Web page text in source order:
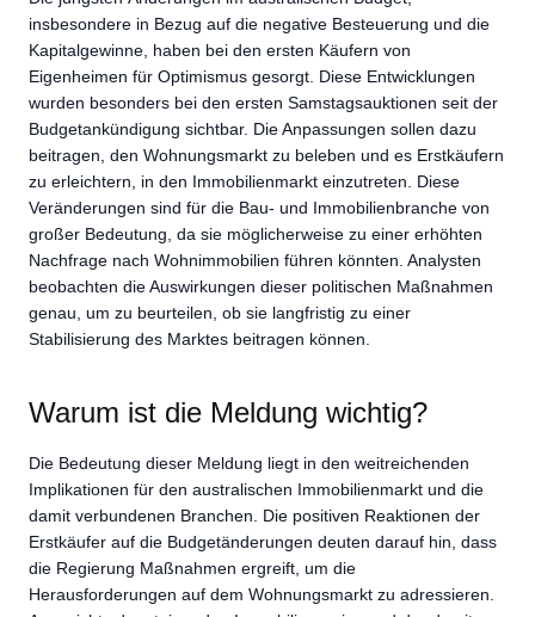
insbesondere in Bezug auf die negative Besteuerung und die
Kapitalgewinne, haben bei den ersten Käufern von
Eigenheimen für Optimismus gesorgt. Diese Entwicklungen
wurden besonders bei den ersten Samstagsauktionen seit der
Budgetankündigung sichtbar. Die Anpassungen sollen dazu
beitragen, den Wohnungsmarkt zu beleben und es Erstkäufern
zu erleichtern, in den Immobilienmarkt einzutreten. Diese
Veränderungen sind für die Bau- und Immobilienbranche von
großer Bedeutung, da sie möglicherweise zu einer erhöhten
Nachfrage nach Wohnimmobilien führen könnten. Analysten
beobachten die Auswirkungen dieser politischen Maßnahmen
genau, um zu beurteilen, ob sie langfristig zu einer
Stabilisierung des Marktes beitragen können.
Warum ist die Meldung wichtig?
Die Bedeutung dieser Meldung liegt in den weitreichenden
Implikationen für den australischen Immobilienmarkt und die
damit verbundenen Branchen. Die positiven Reaktionen der
Erstkäufer auf die Budgetänderungen deuten darauf hin, dass
die Regierung Maßnahmen ergreift, um die
Herausforderungen auf dem Wohnungsmarkt zu adressieren.